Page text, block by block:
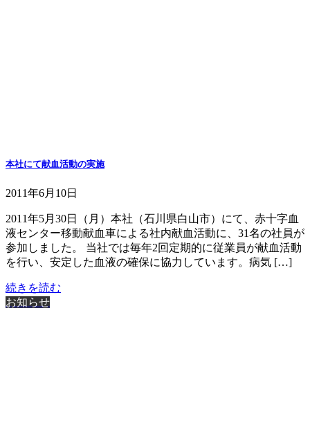
本社にて献血活動の実施
2011年6月10日
2011年5月30日（月）本社（石川県白山市）にて、赤十字血
液センター移動献血車による社内献血活動に、31名の社員が
参加しました。 当社では毎年2回定期的に従業員が献血活動
を行い、安定した血液の確保に協力しています。病気 […]
続きを読む
お知らせ